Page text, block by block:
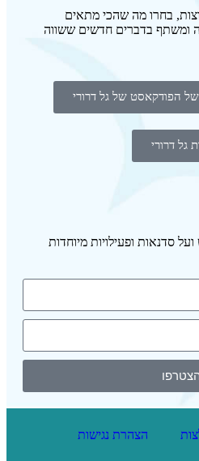
בחרו מה שהכי מתאים
ומשתף בדברים חדשים ששווה
הפודקאסט של גל דרורי
גל דרורי
סדנאות ופעילויות מיוחדות
הצהרת נגישות